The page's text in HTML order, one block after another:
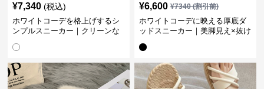
¥7,340 (税込)
ホワイトコーデを格上げするシ
ンプルスニーカー｜クリーンな
¥6,600 ¥7340(割引前)
ホワイトコーデに映える厚底ダ
ッドスニーカー｜美脚見え×抜け